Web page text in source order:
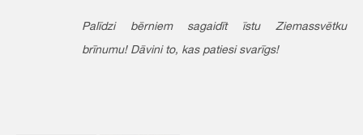
Palīdzi bērniem sagaidīt īstu Ziemassvētku
brīnumu! Dāvini to, kas patiesi svarīgs!